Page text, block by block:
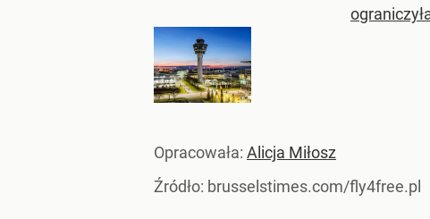
Opracowała: Alicja Miłosz
Źródło: brusselstimes.com/fly4free.pl